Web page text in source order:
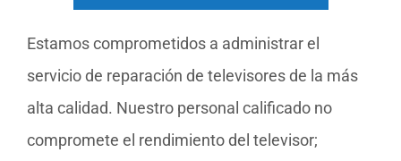
Estamos comprometidos a administrar el
servicio de reparación de televisores de la más
alta calidad. Nuestro personal calificado no
compromete el rendimiento del televisor;